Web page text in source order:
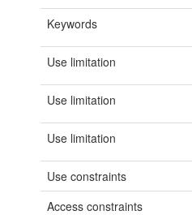
Keywords
Use limitation
Use limitation
Use limitation
Use constraints
Access constraints